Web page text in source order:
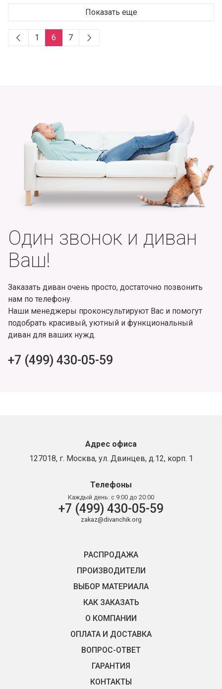
Показать еще
1 6 7
Один звонок и диван
Ваш!
Заказать диван очень просто, достаточно позвонить
нам по телефону.
Наши менеджеры проконсультируют Вас и помогут
подобрать красивый, уютный и функциональный
диван для ваших нужд.
+7 (499) 430-05-59
Адрес офиса
127018, г. Москва, ул. Двинцев, д.12, корп. 1
Телефоны
Каждый день: с 9:00 до 20:00
+7 (499) 430-05-59
zakaz@divanchik.org
РАСПРОДАЖА
ПРОИЗВОДИТЕЛИ
ВЫБОР МАТЕРИАЛА
КАК ЗАКАЗАТЬ
О КОМПАНИИ
ОПЛАТА И ДОСТАВКА
ВОПРОС-ОТВЕТ
ГАРАНТИЯ
КОНТАКТЫ